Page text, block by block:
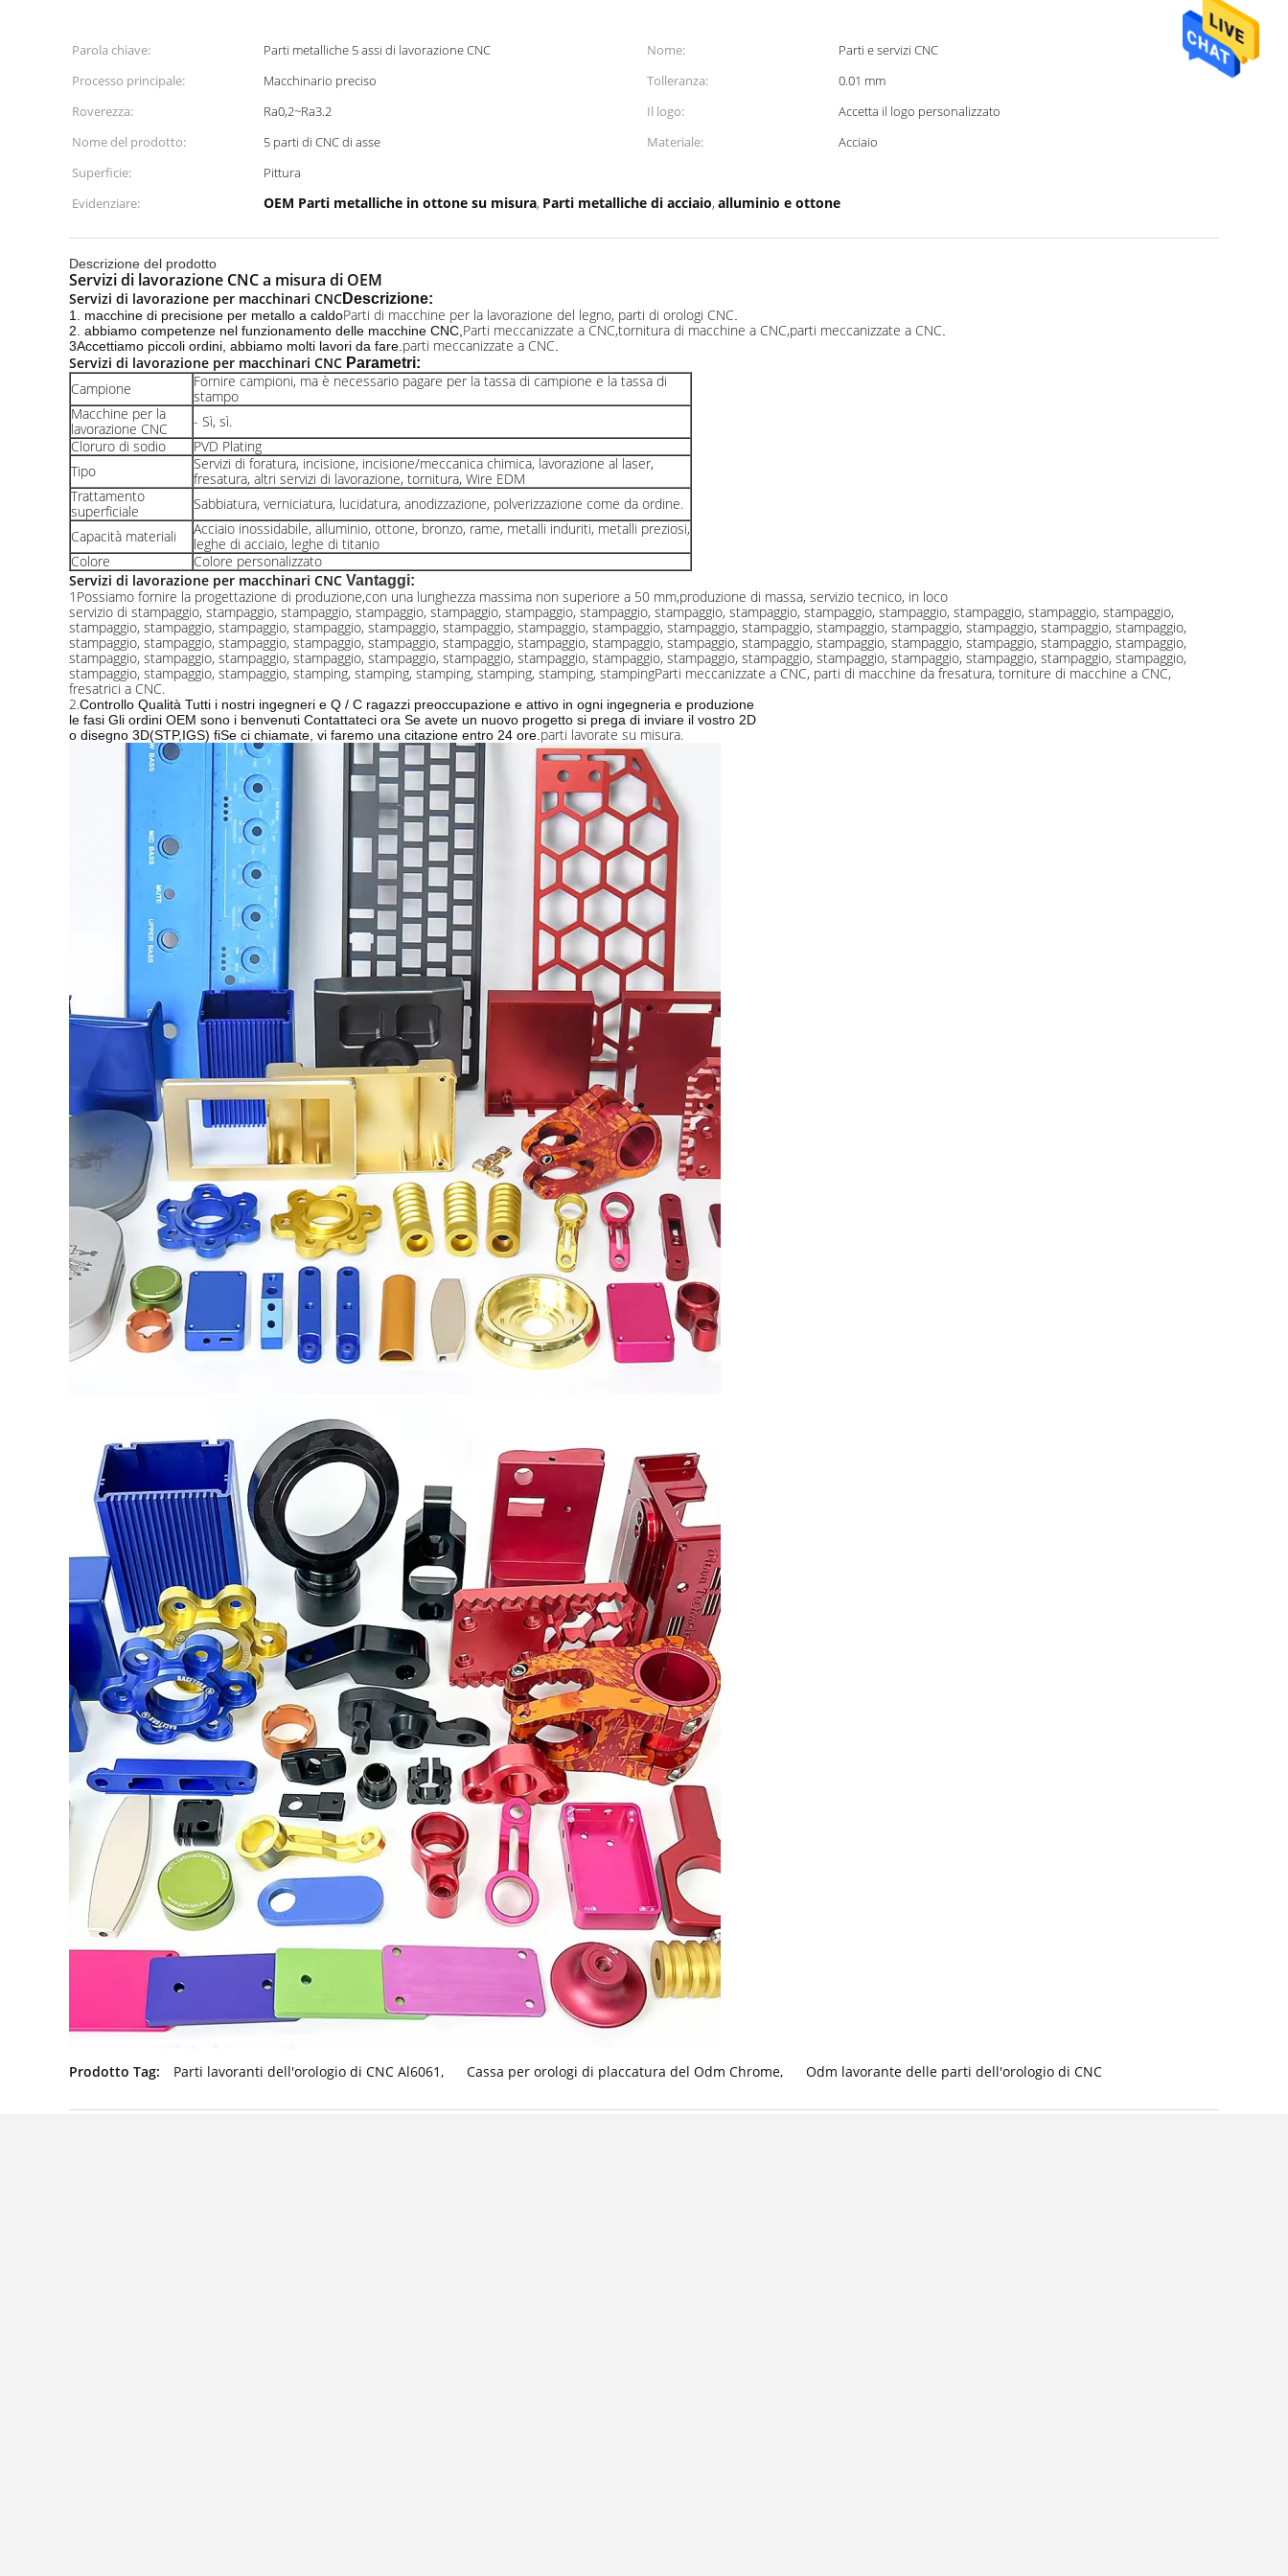
Parola chiave: Parti metalliche 5 assi di lavorazione CNC Nome:
Parti e servizi CNC
Processo principale:
Macchinario preciso Tolleranza:
0.01 mm
Roverezza:
Ra0,2~Ra3.2 Il logo:
Accetta il logo personalizzato
Nome del prodotto:
5 parti di CNC di asse Materiale:
Acciaio
Superficie:
Pittura
Evidenziare:
OEM Parti metalliche in ottone su misura, Parti metalliche di acciaio, alluminio e ottone
Descrizione del prodotto
Servizi di lavorazione CNC a misura di OEM
Servizi di lavorazione per macchinari CNCDescrizione:
1. macchine di precisione per metallo a caldoParti di macchine per la lavorazione del legno, parti di orologi CNC
2. abbiamo competenze nel funzionamento delle macchine CNC, Parti meccanizzate a CNC,tornitura di macchine a CNC,parti meccanizzate a CNC
3Accettiamo piccoli ordini, abbiamo molti lavori da fare. parti meccanizzate a CNC
Servizi di lavorazione per macchinari CNC Parametri:
Campione
Fornire campioni, ma è necessario pagare per la tassa di campione e la tassa di
stampo
Macchine per la
lavorazione CNC
- Sì, sì.
Cloruro di sodio
PVD Plating
Tipo
Servizi di foratura, incisione, incisione/meccanica chimica, lavorazione al laser,
fresatura, altri servizi di lavorazione, tornitura, Wire EDM
Trattamento
superficiale
Sabbiatura, verniciatura, lucidatura, anodizzazione, polverizzazione come da ordine.
Capacità materiali
Acciaio inossidabile, alluminio, ottone, bronzo, rame, metalli induriti, metalli preziosi,
leghe di acciaio, leghe di titanio
Colore
Colore personalizzato
Servizi di lavorazione per macchinari CNC Vantaggi:
1Possiamo fornire la progettazione di produzione,con una lunghezza massima non superiore a 50 mm,produzione di massa, servizio tecnico, in loco
servizio di stampaggio, stampaggio, stampaggio, stampaggio, stampaggio, stampaggio, stampaggio, stampaggio, stampaggio, stampaggio, stampaggio, stampaggio, stampaggio, stampaggio,
stampaggio, stampaggio, stampaggio, stampaggio, stampaggio, stampaggio, stampaggio, stampaggio, stampaggio, stampaggio, stampaggio, stampaggio, stampaggio, stampaggio, stampaggio,
stampaggio, stampaggio, stampaggio, stampaggio, stampaggio, stampaggio, stampaggio, stampaggio, stampaggio, stampaggio, stampaggio, stampaggio, stampaggio, stampaggio, stampaggio,
stampaggio, stampaggio, stampaggio, stampaggio, stampaggio, stampaggio, stampaggio, stampaggio, stampaggio, stampaggio, stampaggio, stampaggio, stampaggio, stampaggio, stampaggio,
stampaggio, stampaggio, stampaggio, stamping, stamping, stamping, stamping, stamping, stampingParti meccanizzate a CNC, parti di macchine da fresatura, torniture di macchine a CNC,
fresatrici a CNC.
2.Controllo Qualità Tutti i nostri ingegneri e Q / C ragazzi preoccupazione e attivo in ogni ingegneria e produzione
le fasi Gli ordini OEM sono i benvenuti Contattateci ora Se avete un nuovo progetto si prega di inviare il vostro 2D
o disegno 3D(STP,IGS) fiSe ci chiamate, vi faremo una citazione entro 24 ore. parti lavorate su misura.
Prodotto Tag: Parti lavoranti dell'orologio di CNC Al6061, Cassa per orologi di placcatura del Odm Chrome, Odm lavorante delle parti dell'orologio di CNC